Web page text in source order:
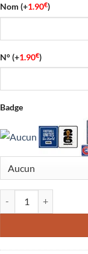
Nom (+1.90€)
N°(+1.90€)
Badge
quantité de Maillot